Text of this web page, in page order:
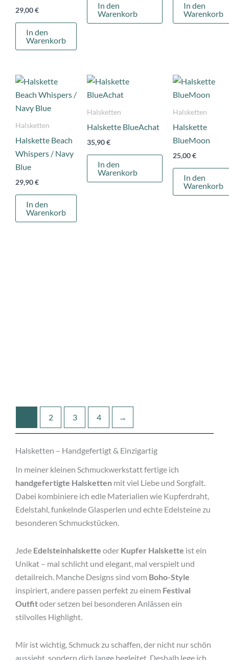
29,00€
In den
Warenkorb
In den
Warenkorb
In den
Warenkorb
Halsketten
Halskette Beach
Whispers / Navy
Blue
29,90€
In den
Warenkorb
Halsketten
Halskette BlueAchat
35,90€
In den
Warenkorb
Halsketten
Halskette
BlueMoon
25,00€
In den
Warenkorb
2 3 4 →
Halsketten – Handgefertigt & Einzigartig
In meiner kleinen Schmuckwerkstatt fertige ich
handgefertigte Halsketten mit viel Liebe und Sorgfalt.
Dabei kombiniere ich edle Materialien wie Kupferdraht,
Edelstahl, funkelnde Glasperlen und echte Edelsteine zu
besonderen Schmuckstücken.
Jede Edelsteinhalskette oder Kupfer Halskette ist ein
Unikat – mal schlicht und elegant, mal verspielt und
detailreich. Manche Designs sind vom Boho-Style
inspiriert, andere passen perfekt zu einem Festival
Outfitoder setzen bei besonderen Anlässen ein
stilvolles Highlight.
Mir ist wichtig, Schmuck zu schaffen, der nicht nur schön
aussieht, sondern dich lange begleitet. Deshalb lege ich